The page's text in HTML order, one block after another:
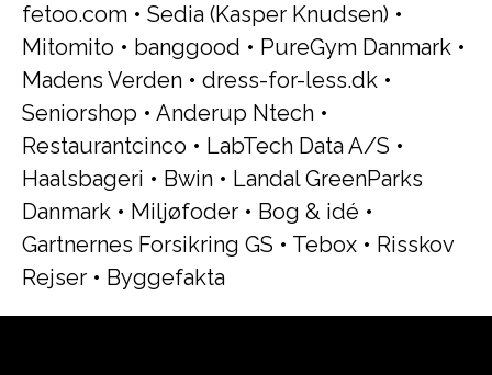
fetoo.com • Sedia (Kasper Knudsen) •
Mitomito • banggood • PureGym Danmark •
Madens Verden • dress-for-less.dk •
Seniorshop • Anderup Ntech •
Restaurantcinco • LabTech Data A/S •
Haalsbageri • Bwin • Landal GreenParks
Danmark • Miljøfoder • Bog & idé •
Gartnernes Forsikring GS • Tebox • Risskov
Rejser • Byggefakta